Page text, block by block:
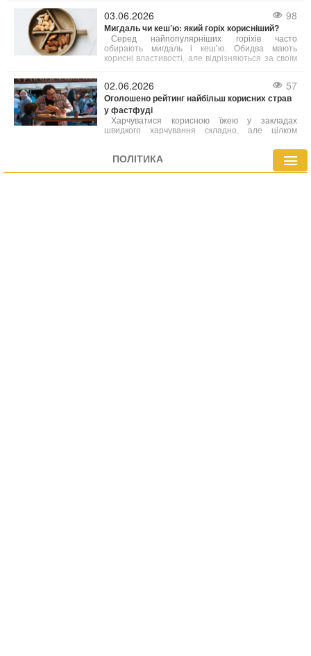
03.06.2026 98
Мигдаль чи кеш’ю: який горіх корисніший?
Серед найпопулярніших горіхів часто
обирають мигдаль і кеш’ю. Обидва мають
корисні властивості, але відрізняються за своїм
потреб.
02.06.2026 57
Оголошено рейтинг найбільш корисних страв
у фастфуді
Харчуватися корисною їжею у закладах
швидкого харчування складно, але цілком
здорових варіантів фастфуду, які містять менше
калорій або багатіші на вітаміни й мінерали
ПОЛІТИКА